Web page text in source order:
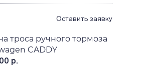
Оставить заявку
троса ручного тормоза
CADDY
р.